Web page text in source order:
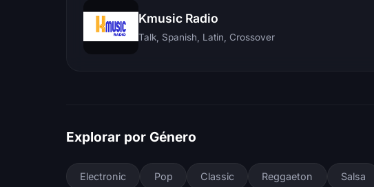
Kmusic Radio
Talk, Spanish, Latin, Crossover
Explorar por Género
Electronic Pop Classic Reggaeton Salsa